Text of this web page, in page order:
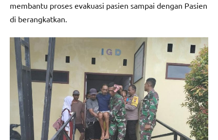
membantu proses evakuasi pasien sampai dengan Pasien
di berangkatkan.